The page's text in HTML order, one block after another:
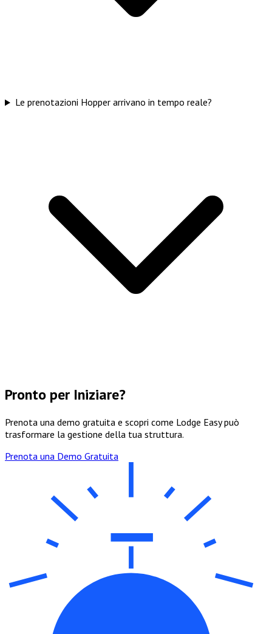
Le prenotazioni Hopper arrivano in tempo reale?
Pronto per Iniziare?
Prenota una demo gratuita e scopri come Lodge Easy può
trasformare la gestione della tua struttura.
Prenota una Demo Gratuita